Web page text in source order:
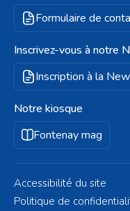
Formulaire de
Inscrivez-vous à notre
Inscription à la
Notre kiosque
Fontenay mag
Accessibilité du site
Politique de